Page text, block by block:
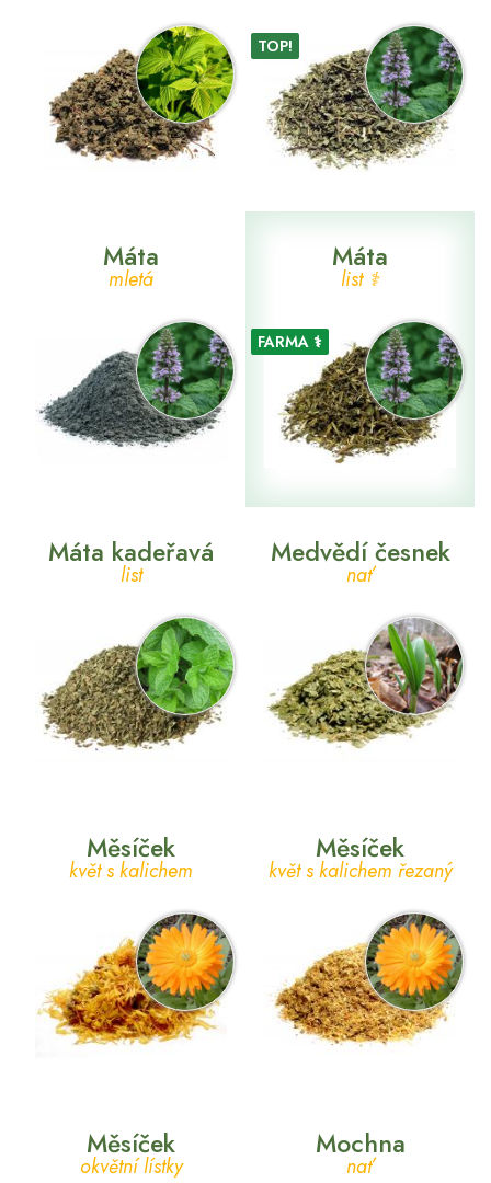
TOP!
Máta
mletá
Máta
list ⚕
FARMA ⚕
Máta kadeřavá
list
Medvědí česnek
nať
Měsíček
květ s kalichem
Měsíček
květ s kalichem řezaný
Měsíček
okvětní lístky
Mochna
nať